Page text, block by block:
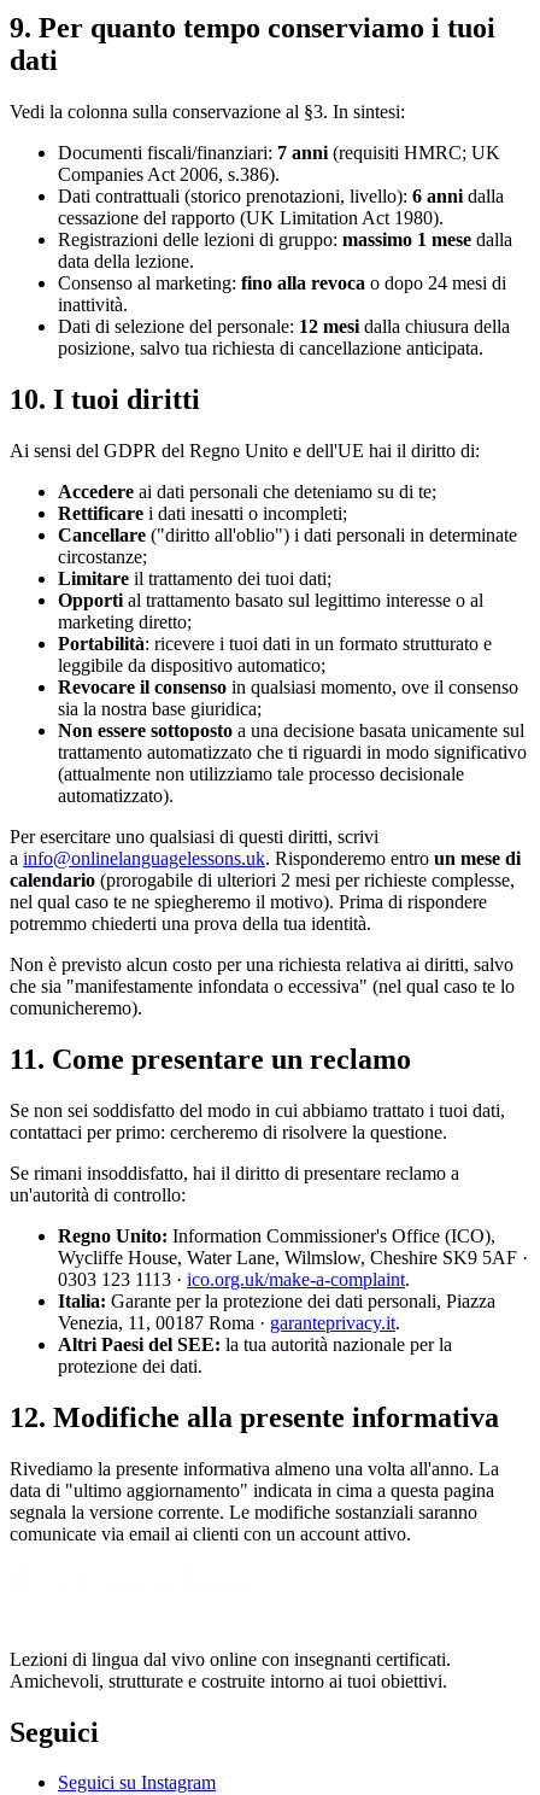
9. Per quanto tempo conserviamo i tuoi
dati
Vedi la colonna sulla conservazione al §3. In sintesi:
Documenti fiscali/finanziari: 7 anni (requisiti HMRC; UK
Companies Act 2006, s.386).
Dati contrattuali (storico prenotazioni, livello): 6 anni dalla
cessazione del rapporto (UK Limitation Act 1980).
Registrazioni delle lezioni di gruppo: massimo 1 mese dalla
data della lezione.
Consenso al marketing: fino alla revoca o dopo 24 mesi di
inattività.
Dati di selezione del personale: 12 mesi dalla chiusura della
posizione, salvo tua richiesta di cancellazione anticipata.
10. I tuoi diritti
Ai sensi del GDPR del Regno Unito e dell'UE hai il diritto di:
Accedere ai dati personali che deteniamo su di te;
Rettificare i dati inesatti o incompleti;
Cancellare ("diritto all'oblio") i dati personali in determinate
circostanze;
Limitare il trattamento dei tuoi dati;
Opporti al trattamento basato sul legittimo interesse o al
marketing diretto;
Portabilità: ricevere i tuoi dati in un formato strutturato e
leggibile da dispositivo automatico;
Revocare il consenso in qualsiasi momento, ove il consenso
sia la nostra base giuridica;
Non essere sottoposto a una decisione basata unicamente sul
trattamento automatizzato che ti riguardi in modo significativo
(attualmente non utilizziamo tale processo decisionale
automatizzato).
Per esercitare uno qualsiasi di questi diritti, scrivi
a info@onlinelanguagelessons.uk. Risponderemo entro un mese di
calendario (prorogabile di ulteriori 2 mesi per richieste complesse,
nel qual caso te ne spiegheremo il motivo). Prima di rispondere
potremmo chiederti una prova della tua identità.
Non è previsto alcun costo per una richiesta relativa ai diritti, salvo
che sia "manifestamente infondata o eccessiva" (nel qual caso te lo
comunicheremo).
11. Come presentare un reclamo
Se non sei soddisfatto del modo in cui abbiamo trattato i tuoi dati,
contattaci per primo: cercheremo di risolvere la questione.
Se rimani insoddisfatto, hai il diritto di presentare reclamo a
un'autorità di controllo:
Regno Unito: Information Commissioner's Office (ICO),
Wycliffe House, Water Lane, Wilmslow, Cheshire SK9 5AF ·
0303 123 1113 · ico.org.uk/make-a-complaint.
Italia: Garante per la protezione dei dati personali, Piazza
Venezia, 11, 00187 Roma · garanteprivacy.it.
Altri Paesi del SEE: la tua autorità nazionale per la
protezione dei dati.
12. Modifiche alla presente informativa
Rivediamo la presente informativa almeno una volta all'anno. La
data di "ultimo aggiornamento" indicata in cima a questa pagina
segnala la versione corrente. Le modifiche sostanziali saranno
comunicate via email ai clienti con un account attivo.
Lezioni di lingua dal vivo online con insegnanti certificati.
Amichevoli, strutturate e costruite intorno ai tuoi obiettivi.
Seguici
Seguici su Instagram